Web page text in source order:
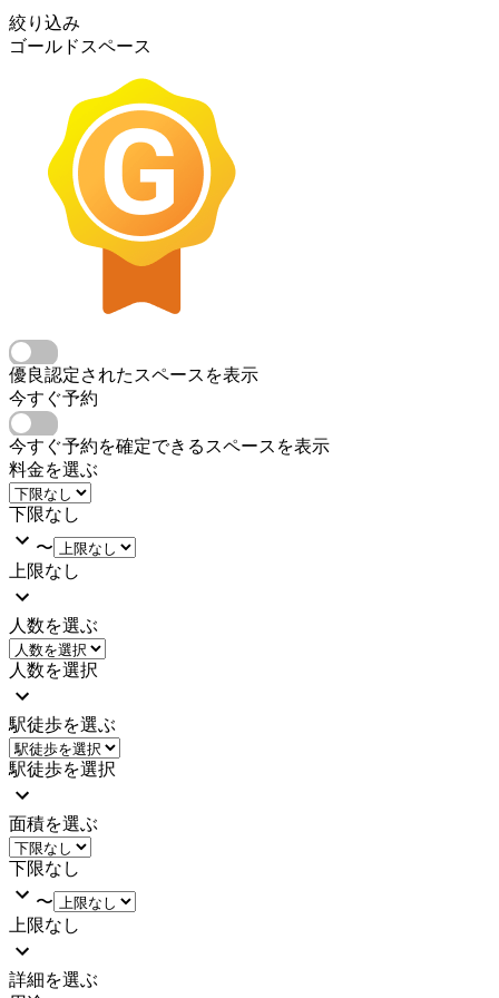
絞り込み
ゴールドスペース
優良認定されたスペースを表示
今すぐ予約
今すぐ予約を確定できるスペースを表示
料金を選ぶ
下限なし
〜
上限なし
人数を選ぶ
人数を選択
駅徒歩を選ぶ
駅徒歩を選択
面積を選ぶ
下限なし
〜
上限なし
詳細を選ぶ